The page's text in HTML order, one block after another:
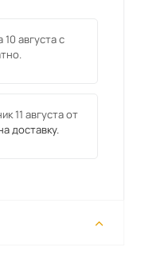
10 августа с
11 августа от
доставку.